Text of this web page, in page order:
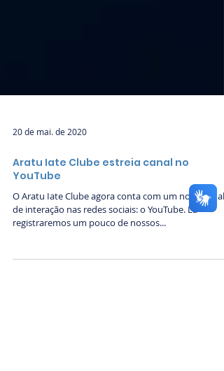
20 de mai. de 2020
Aratu Iate Clube estreia canal no
YouTube
O Aratu Iate Clube agora conta com um novo canal
registraremos um pouco de nossos...